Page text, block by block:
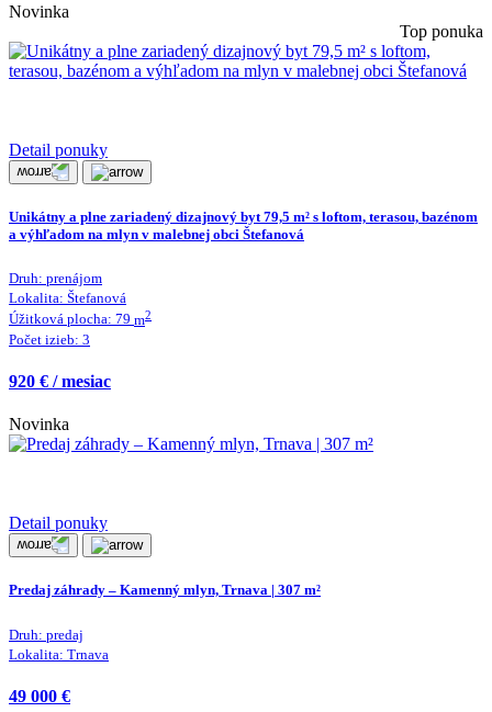
Novinka
Top ponuka
Detail ponuky
Unikátny a plne zariadený dizajnový byt 79,5 m² s loftom, terasou, bazénom
a výhľadom na mlyn v malebnej obci Štefanová
Druh: prenájom
Lokalita: Štefanová
Úžitková plocha: 79 m2
Počet izieb: 3
920 € / mesiac
Novinka
Detail ponuky
Predaj záhrady – Kamenný mlyn, Trnava | 307 m²
Druh: predaj
Lokalita: Trnava
49 000 €